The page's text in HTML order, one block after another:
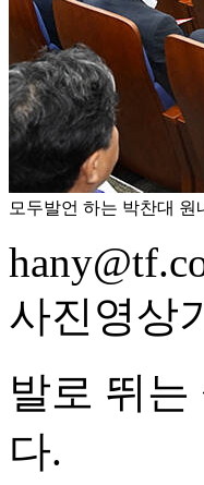
모두발언 하는 박찬대 원
사진영상
발로 뛰
다.